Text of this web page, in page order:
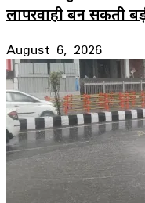
लापरवाही बन सकती
August 6, 2026